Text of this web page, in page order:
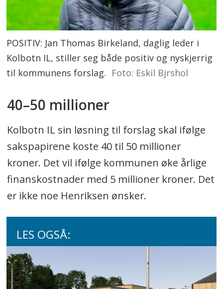
POSITIV: Jan Thomas Birkeland, daglig leder i
Kolbotn IL, stiller seg både positiv og nyskjerrig
til kommunens forslag. Foto: Eskil Bjrshol
40–50 millioner
Kolbotn IL sin løsning til forslag skal ifølge
sakspapirene koste 40 til 50 millioner
kroner. Det vil ifølge kommunen øke årlige
finanskostnader med 5 millioner kroner. Det
er ikke noe Henriksen ønsker.
LES OGSÅ: